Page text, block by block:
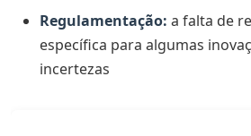
Regulamentação: a falta de
específica para algumas
incertezas